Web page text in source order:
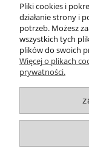
Pliki cookies i
działanie strony i
potrzeb. Możesz
wszystkich tych
plików do swoich
Więcej o plikach
prywatności.